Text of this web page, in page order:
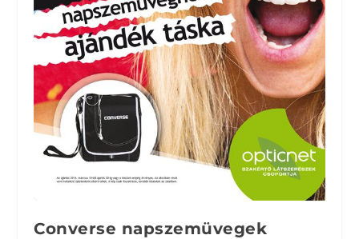
Converse napszemüvegek